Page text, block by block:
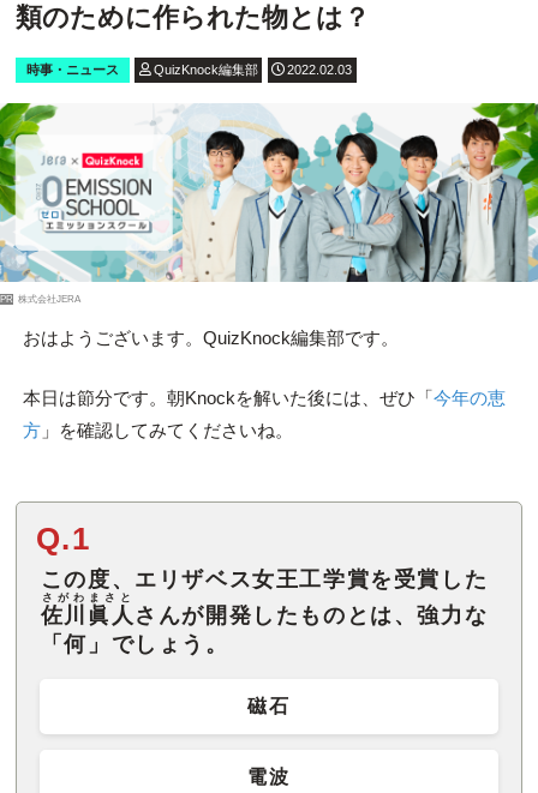
類のために作られた物とは？
時事・ニュース QuizKnock編集部 2022.02.03
PR 株式会社JERA
おはようございます。QuizKnock編集部です。
本日は節分です。朝Knockを解いた後には、ぜひ「今年の恵
方」を確認してみてくださいね。
Q.1
この度、エリザベス女王工学賞を受賞した
佐川眞人
さがわまさと
さんが開発したものとは、強力な
「何」でしょう。
磁石
電波